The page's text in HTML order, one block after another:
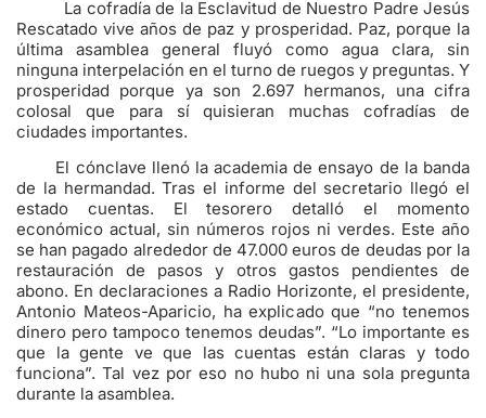
La cofradía de la Esclavitud de Nuestro Padre Jesús
Rescatado vive años de paz y prosperidad. Paz, porque la
última asamblea general fluyó como agua clara, sin
ninguna interpelación en el turno de ruegos y preguntas. Y
prosperidad porque ya son 2.697 hermanos, una cifra
colosal que para sí quisieran muchas cofradías de
ciudades importantes.
El cónclave llenó la academia de ensayo de la banda
de la hermandad. Tras el informe del secretario llegó el
estado cuentas. El tesorero detalló el momento
económico actual, sin números rojos ni verdes. Este año
se han pagado alrededor de 47.000 euros de deudas por la
restauración de pasos y otros gastos pendientes de
abono. En declaraciones a Radio Horizonte, el presidente,
Antonio Mateos-Aparicio, ha explicado que “no tenemos
dinero pero tampoco tenemos deudas”. “Lo importante es
que la gente ve que las cuentas están claras y todo
funciona”. Tal vez por eso no hubo ni una sola pregunta
durante la asamblea.